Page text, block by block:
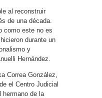
al reconstruir
de una década.
como este no es
durante un
y
Hernández.
Correa González,
el Centro Judicial
hermano de la